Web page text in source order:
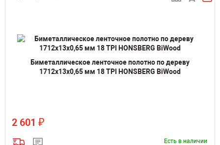
Биметаллическое ленточное полотно по дереву
1712х13х0,65 мм 18 TPI HONSBERG BiWood
2 601 ₽
Есть в наличии